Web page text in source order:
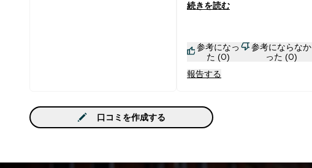
して飲んでいます。
続きを読む
参考になっ
た (0)
参考にならなか
った (0)
報告する
口コミを作成する